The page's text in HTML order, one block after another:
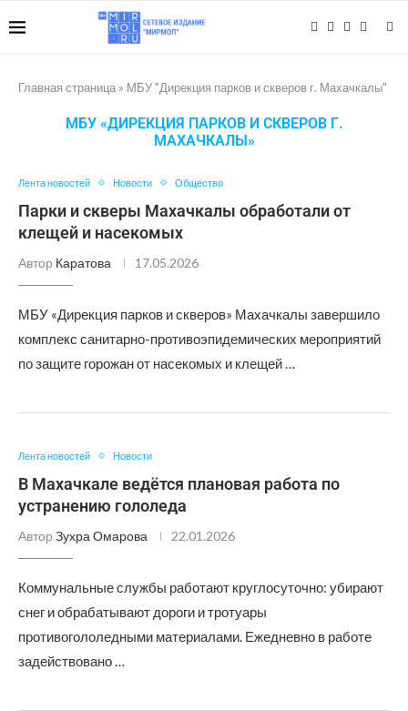
Главная страница » МБУ "Дирекция парков и скверов г. Махачкалы"
МБУ «ДИРЕКЦИЯ ПАРКОВ И СКВЕРОВ Г.
МАХАЧКАЛЫ»
Лента новостей Новости Общество
Парки и скверы Махачкалы обработали от
клещей и насекомых
Автор Каратова 17.05.2026
МБУ «Дирекция парков и скверов» Махачкалы завершило
комплекс санитарно-противоэпидемических мероприятий
по защите горожан от насекомых и клещей …
Лента новостей Новости
В Махачкале ведётся плановая работа по
устранению гололеда
Автор Зухра Омарова 22.01.2026
Коммунальные службы работают круглосуточно: убирают
снег и обрабатывают дороги и тротуары
противогололедными материалами. Ежедневно в работе
задействовано …